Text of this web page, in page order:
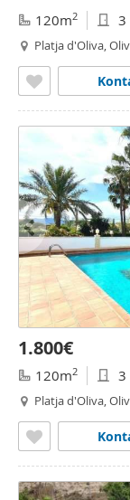
120m2 3
Platja d'Oliva,
1.800€
120m2 3
Platja d'Oliva,